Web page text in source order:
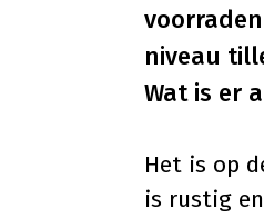
niveau
Wat is er
Het is op
is rustig